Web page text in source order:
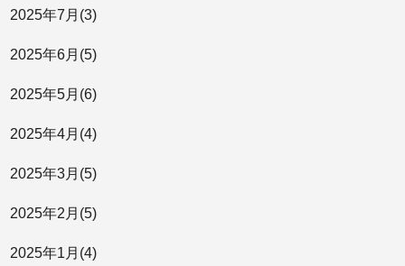
2025年7月 (3)
2025年6月 (5)
2025年5月 (6)
2025年4月 (4)
2025年3月 (5)
2025年2月 (5)
2025年1月 (4)